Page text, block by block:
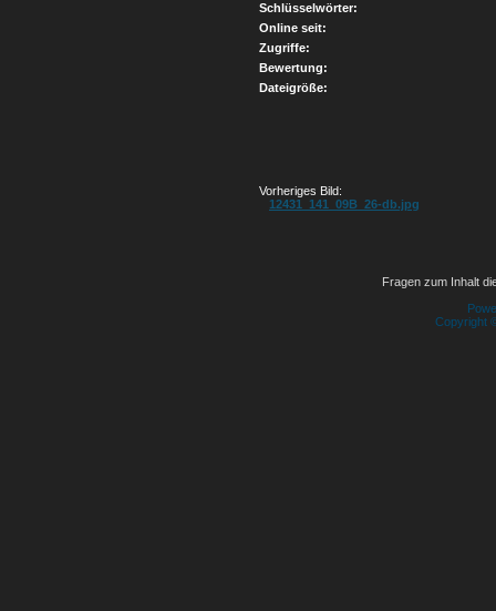
Schlüsselwörter:
Online seit:
Zugriffe:
Bewertung:
Dateigröße:
Vorheriges Bild:
12431_141_09B_26-db.jpg
Fragen zum Inhalt
Copyright